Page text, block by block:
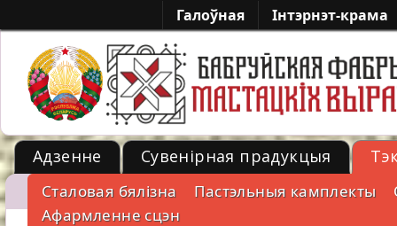
Галоўная Iнтэрнэт-крама
-->
Адзенне Сувенірная прадукцыя
Cталовая бялізна Пастэльныя камплекты
Афармленне сцэн